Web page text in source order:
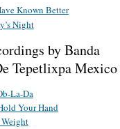
Known Better
Night
by Banda
Tepetlixpa Mexico
La-Da
Your Hand